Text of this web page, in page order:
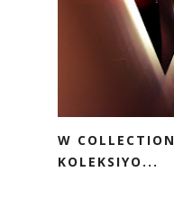
W
KOLEKSIYO...